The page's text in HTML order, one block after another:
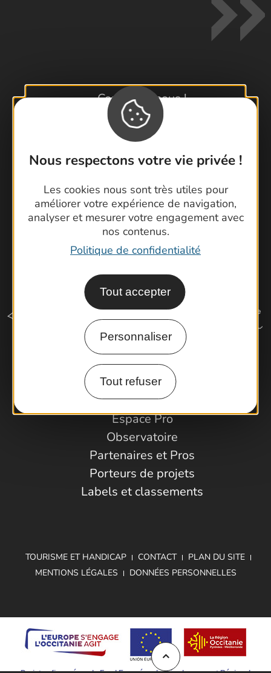
Nous respectons votre vie privée !
Les cookies nous sont très utiles pour
améliorer votre expérience de navigation,
analyser et mesurer votre engagement avec
nos contenus.
Politique de confidentialité
Tout accepter
Personnaliser
Tout refuser
Contactez-nous !
Foire aux questions
Brochures
Cartoguides et Topoguides
Comment venir ?
Espace Pro
Observatoire
Partenaires et Pros
Porteurs de projets
Labels et classements
TOURISME ET HANDICAP CONTACT
PLAN DU SITE
MENTIONS LÉGALES
DONNÉES PERSONNELLES